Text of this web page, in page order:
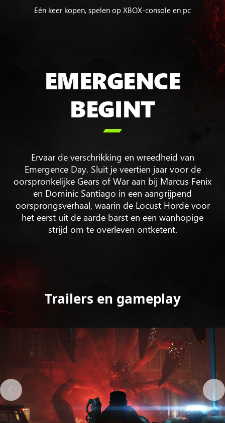
Eén keer kopen, spelen op XBOX-console en pc
EMERGENCE
BEGINT

Ervaar de verschrikking en wreedheid van
Emergence Day. Sluit je veertien jaar voor de
oorspronkelijke Gears of War aan bij Marcus Fenix
en Dominic Santiago in een aangrijpend
oorsprongsverhaal, waarin de Locust Horde voor
het eerst uit de aarde barst en een wanhopige
strijd om te overleven ontketent.
Trailers en gameplay